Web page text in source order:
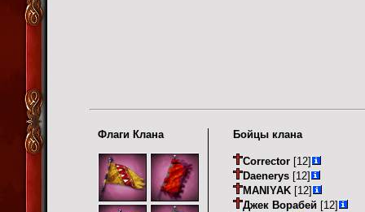
Флаги Клана Бойцы клана
Corrector [12]
Daenerys [12]
MANIYAK [12]
Джек Ворабей [12]